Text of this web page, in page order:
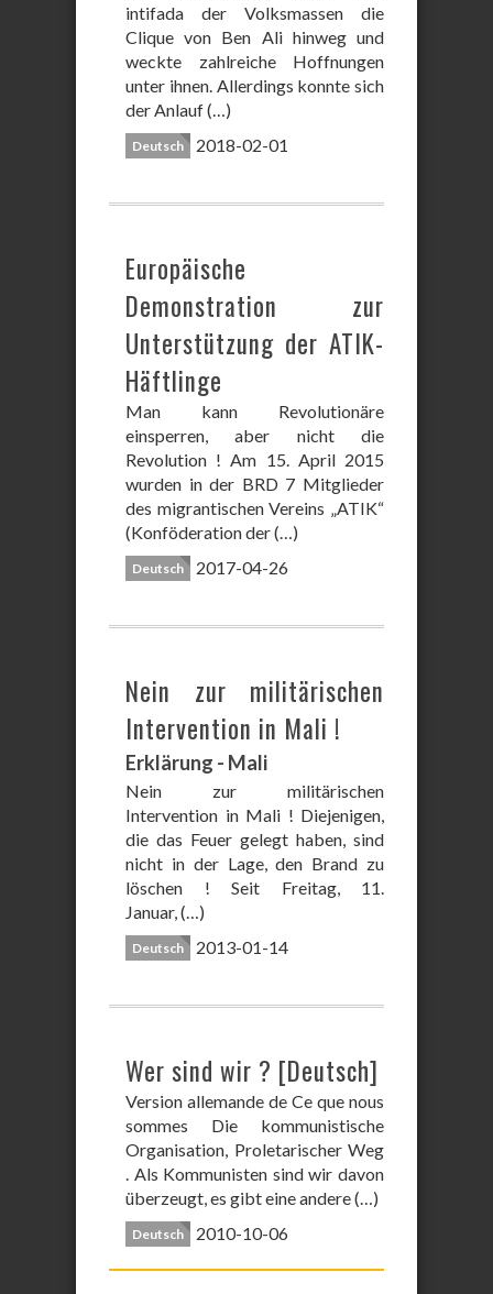
intifada der Volksmassen die
Clique von Ben Ali hinweg und
weckte zahlreiche Hoffnungen
unter ihnen. Allerdings konnte sich
der Anlauf (…)
Deutsch 2018-02-01
Europäische
Demonstration zur
Unterstützung der ATIK-
Häftlinge
Man kann Revolutionäre
einsperren, aber nicht die
Revolution ! Am 15. April 2015
wurden in der BRD 7 Mitglieder
des migrantischen Vereins „ATIK“
(Konföderation der (…)
Deutsch 2017-04-26
Nein zur militärischen
Intervention in Mali !
Erklärung - Mali
Nein zur militärischen
Intervention in Mali ! Diejenigen,
die das Feuer gelegt haben, sind
nicht in der Lage, den Brand zu
löschen ! Seit Freitag, 11.
Januar, (…)
Deutsch 2013-01-14
Wer sind wir ? [Deutsch]
Version allemande de Ce que nous
sommes Die kommunistische
Organisation, Proletarischer Weg
. Als Kommunisten sind wir davon
überzeugt, es gibt eine andere (…)
Deutsch 2010-10-06